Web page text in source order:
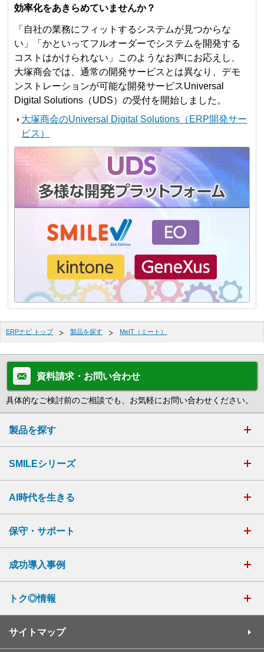
効率化をあきらめていませんか？
「自社の業務にフィットするシステムが見つからな
い」「かといってフルオーダーでシステムを開発する
コストはかけられない」このようなお声にお応えし、
大塚商会では、通常の開発サービスとは異なり、デモ
ンストレーションが可能な開発サービスUniversal
Digital Solutions（UDS）の受付を開始しました。
大塚商会のUniversal Digital Solutions（ERP開発サー
ビス）
ERPナビ トップ 製品を探す MeIT（ミート）
資料請求・お問い合わせ
具体的なご検討前のご相談でも、お気軽にお問い合わせください。
製品を探す
SMILEシリーズ
AI時代を生きる
保守・サポート
成功導入事例
トク◎情報
サイトマップ